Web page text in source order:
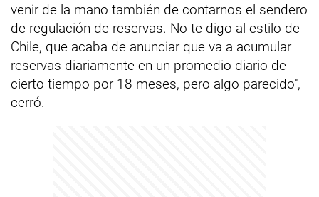
venir de la mano también de contarnos el sendero
de regulación de reservas. No te digo al estilo de
Chile, que acaba de anunciar que va a acumular
reservas diariamente en un promedio diario de
cierto tiempo por 18 meses, pero algo parecido",
cerró.